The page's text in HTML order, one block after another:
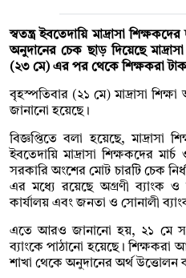
স্বতন্ত্র ইবতেদায়ি মাদ্রাসা
অনুদানের চেক ছাড় দিয়েছে
(২৩ মে) এর পর থেকে শিক্ষকরা
বৃহস্পতিবার (২১ মে) মাদ্রাসা
জানানো হয়েছে।
বিজ্ঞপ্তিতে বলা হয়েছে, মাদ্রাসা
ইবতেদায়ি মাদ্রাসা শিক্ষকদের
সরকারি অংশের মোট চারটি চেক
এর মধ্যে রয়েছে অগ্রণী ব্যাংক ও
কার্যালয় এবং জনতা ও সোনালী
এতে আরও জানানো হয়, ২১ মে
ব্যাংকে পাঠানো হয়েছে। শিক্ষকরা
শাখা থেকে অনুদানের অর্থ উত্তোলন